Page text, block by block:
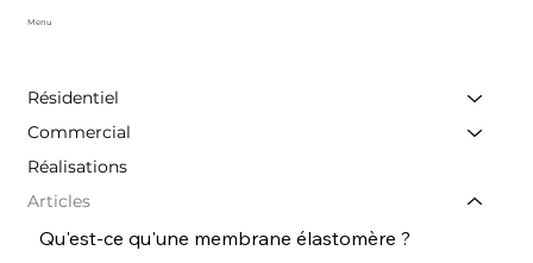
Menu
Résidentiel
Commercial
Réalisations
Articles
Qu'est-ce qu'une membrane élastomère ?